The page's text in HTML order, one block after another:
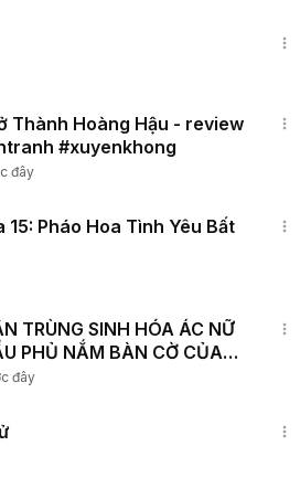
Thành Hoàng Hậu - review
#xuyenkhong
đây
Pháo Hoa Tình Yêu Bất
TRÙNG SINH HÓA ÁC NỮ
PHỦ NẮM BÀN CỜ CỦA
đây